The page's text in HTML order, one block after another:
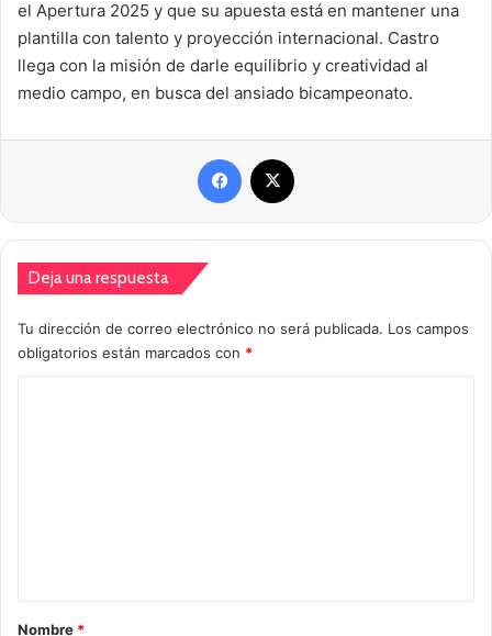
el Apertura 2025 y que su apuesta está en mantener una
plantilla con talento y proyección internacional. Castro
llega con la misión de darle equilibrio y creatividad al
medio campo, en busca del ansiado bicampeonato.
Facebook
Deja una respuesta
Tu dirección de correo electrónico no será publicada. Los campos
obligatorios están marcados con *
rNombre *